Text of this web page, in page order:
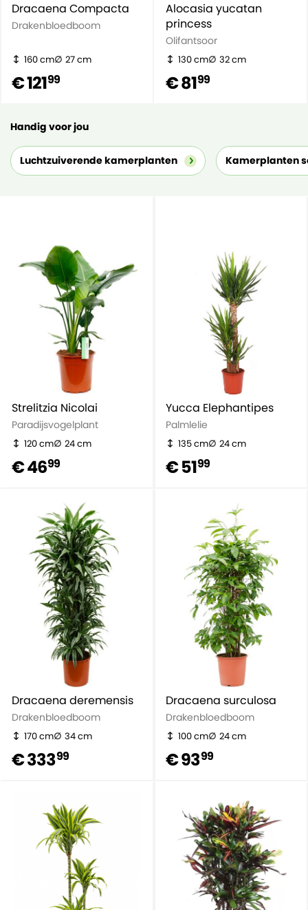
Dracaena Compacta
Drakenbloedboom
160 cm 27 cm
€ 12199
Alocasia yucatan
princess
Olifantsoor
130 cm 32 cm
€ 8199
Handig voor jou
Luchtzuiverende kamerplanten Kamerplanten
Strelitzia Nicolai
Paradijsvogelplant
120 cm 24 cm
€ 4699
Yucca Elephantipes
Palmlelie
135 cm 24 cm
€ 5199
Dracaena deremensis
Drakenbloedboom
170 cm 34 cm
€ 33399
Dracaena surculosa
Drakenbloedboom
100 cm 24 cm
€ 9399